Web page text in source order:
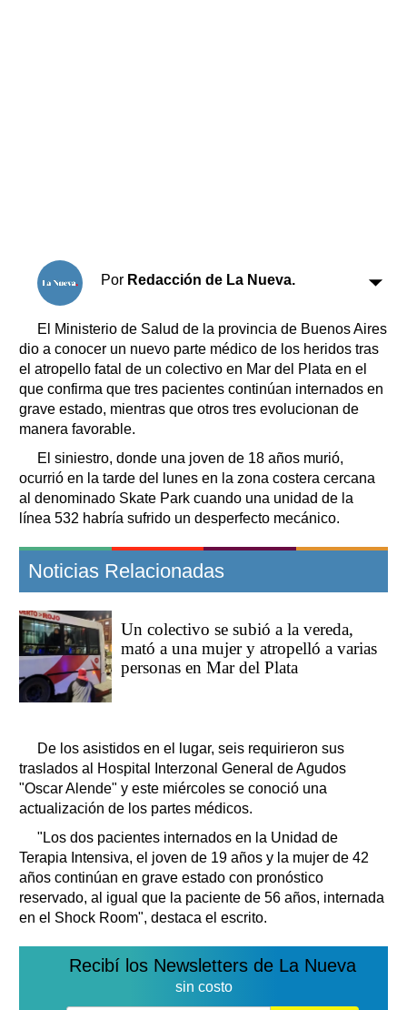
Por Redacción de La Nueva.
El Ministerio de Salud de la provincia de Buenos Aires
dio a conocer un nuevo parte médico de los heridos tras
el atropello fatal de un colectivo en Mar del Plata en el
que confirma que tres pacientes continúan internados en
grave estado, mientras que otros tres evolucionan de
manera favorable.
El siniestro, donde una joven de 18 años murió,
ocurrió en la tarde del lunes en la zona costera cercana
al denominado Skate Park cuando una unidad de la
línea 532 habría sufrido un desperfecto mecánico.
Noticias Relacionadas
Un colectivo se subió a la vereda,
mató a una mujer y atropelló a varias
personas en Mar del Plata
De los asistidos en el lugar, seis requirieron sus
traslados al Hospital Interzonal General de Agudos
"Oscar Alende" y este miércoles se conoció una
actualización de los partes médicos.
"Los dos pacientes internados en la Unidad de
Terapia Intensiva, el joven de 19 años y la mujer de 42
años continúan en grave estado con pronóstico
reservado, al igual que la paciente de 56 años, internada
en el Shock Room", destaca el escrito.
Recibí los Newsletters de La Nueva
sin costo